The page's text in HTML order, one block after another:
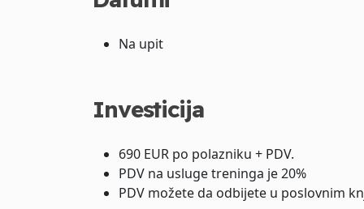
Na upit
Investicija
690 EUR po polazniku + PDV.
PDV na usluge treninga je 20%
PDV možete da odbijete u poslovnim